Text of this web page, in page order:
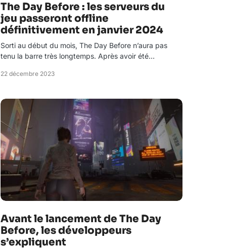
The Day Before : les serveurs du
jeu passeront offline
définitivement en janvier 2024
Sorti au début du mois, The Day Before n’aura pas
tenu la barre très longtemps. Après avoir été…
22 décembre 2023
Avant le lancement de The Day
Before, les développeurs
s’expliquent